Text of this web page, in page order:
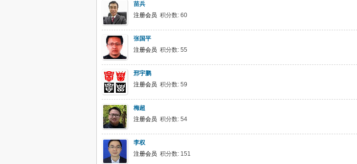
苗兵
注册会员 积分数: 60
张国平
注册会员 积分数: 55
邢宇鹏
注册会员 积分数: 59
梅超
注册会员 积分数: 54
李权
注册会员 积分数: 151